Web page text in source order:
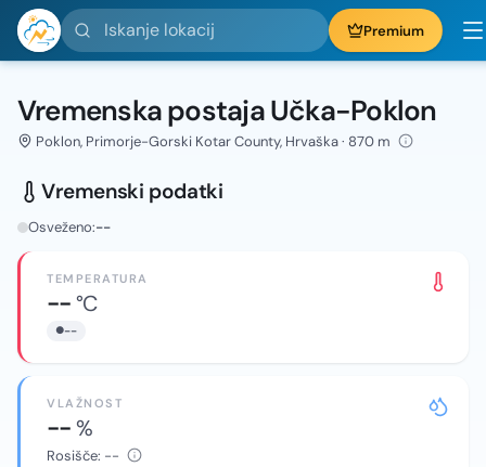
Iskanje lokacij Premium
Vremenska postaja Učka-Poklon
Poklon, Primorje-Gorski Kotar County, Hrvaška · 870 m
Vremenski podatki
Osveženo:--
TEMPERATURA
--°C
--
VLAŽNOST
--%
Rosišče: --